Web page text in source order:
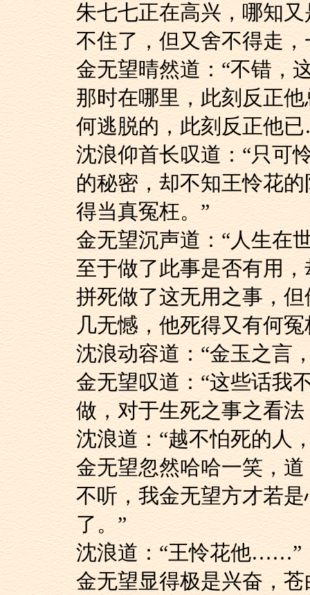
朱七七正在高兴，哪
不住了，但又舍不得走
金无望晴然道：“不错
那时在哪里，此刻反正
何逃脱的，此刻反正他
沈浪仰首长叹道：“只
的秘密，却不知王怜花
得当真冤枉。”
金无望沉声道：“人生
至于做了此事是否有用
拼死做了这无用之事，
几无憾，他死得又有何冤
沈浪动容道：“金玉之
金无望叹道：“这些话
做，对于生死之事之看
沈浪道：“越不怕死的
金无望忽然哈哈一笑
不听，我金无望方才若
了。”
沈浪道：“王怜花他……”
金无望显得极是兴奋